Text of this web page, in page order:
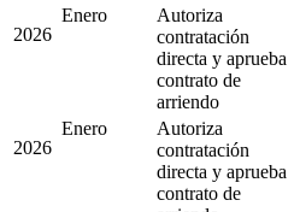
2026
Enero
Autoriza
contratación
directa y aprueba
contrato de
arriendo
2026
Enero
Autoriza
contratación
directa y aprueba
contrato de